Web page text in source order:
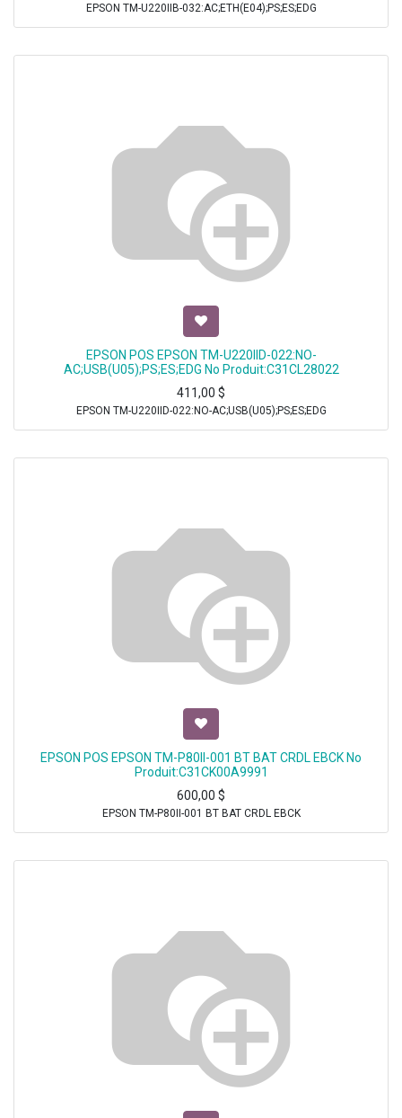
EPSON TM-U220IIB-032:AC;ETH(E04);PS;ES;EDG
EPSON POS EPSON TM-U220IID-022:NO-
AC;USB(U05);PS;ES;EDG No Produit:C31CL28022
411,00 $
EPSON TM-U220IID-022:NO-AC;USB(U05);PS;ES;EDG
EPSON POS EPSON TM-P80II-001 BT BAT CRDL EBCK No
Produit:C31CK00A9991
600,00 $
EPSON TM-P80II-001 BT BAT CRDL EBCK